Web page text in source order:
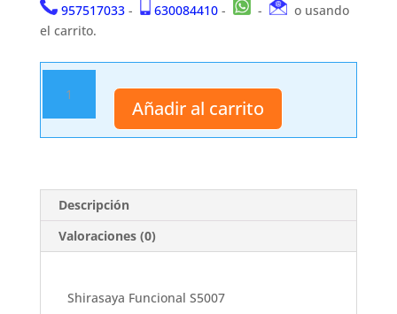
957517033- 630084410- -
o usando
el carrito.
Funcional
S5007
cantidad
Añadir al carrito
Descripción
Valoraciones (0)
Shirasaya Funcional S5007